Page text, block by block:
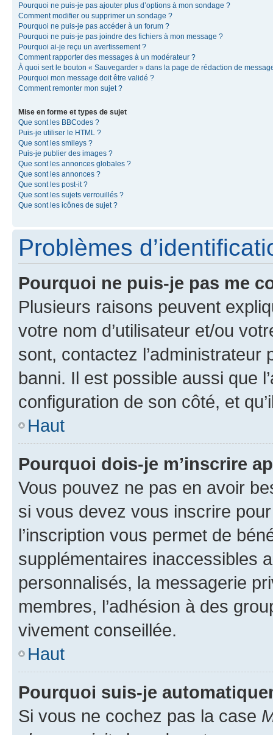
Pourquoi ne puis-je pas ajouter plus d’options à mon sondage ?
Comment modifier ou supprimer un sondage ?
Pourquoi ne puis-je pas accéder à un forum ?
Pourquoi ne puis-je pas joindre des fichiers à mon message ?
Pourquoi ai-je reçu un avertissement ?
Comment rapporter des messages à un modérateur ?
À quoi sert le bouton « Sauvegarder » dans la page de rédaction de
Pourquoi mon message doit être validé ?
Comment remonter mon sujet ?
Mise en forme et types de sujet
Que sont les BBCodes ?
Puis-je utiliser le HTML ?
Que sont les smileys ?
Puis-je publier des images ?
Que sont les annonces globales ?
Que sont les annonces ?
Que sont les post-it ?
Que sont les sujets verrouillés ?
Que sont les icônes de sujet ?
Problèmes
Pourquoi ne puis-je pas me
Plusieurs raisons peuvent
votre nom d’utilisateur et/ou
sont, contactez l’administrateur
banni. Il est possible aussi que
configuration de son côté, et
Haut
Pourquoi dois-je m’inscrire
Vous pouvez ne pas en avoir
si vous devez vous inscrire
l’inscription vous permet de
supplémentaires inaccessibles
personnalisés, la messagerie
membres, l’adhésion à des
vivement conseillée.
Haut
Pourquoi suis-je
Si vous ne cochez pas la case